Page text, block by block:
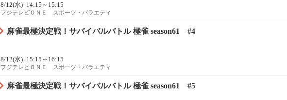
8/12(水) 14:15～15:15
フジテレビＯＮＥ スポーツ・バラエティ
麻雀最極決定戦！サバイバルバトル 極雀 season61 #4
8/12(水) 15:15～16:15
フジテレビＯＮＥ スポーツ・バラエティ
麻雀最極決定戦！サバイバルバトル 極雀 season61 #5